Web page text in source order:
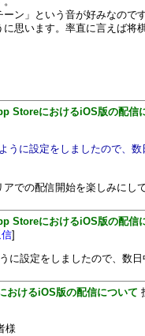
ン」という音が好みなので
思います。率直に言えば将
StoreにおけるiOS版の配信
うに設定をしましたので、
での配信開始を楽しみにし
StoreにおけるiOS版の配信
]
に設定をしましたので、数
けるiOS版の配信について
様